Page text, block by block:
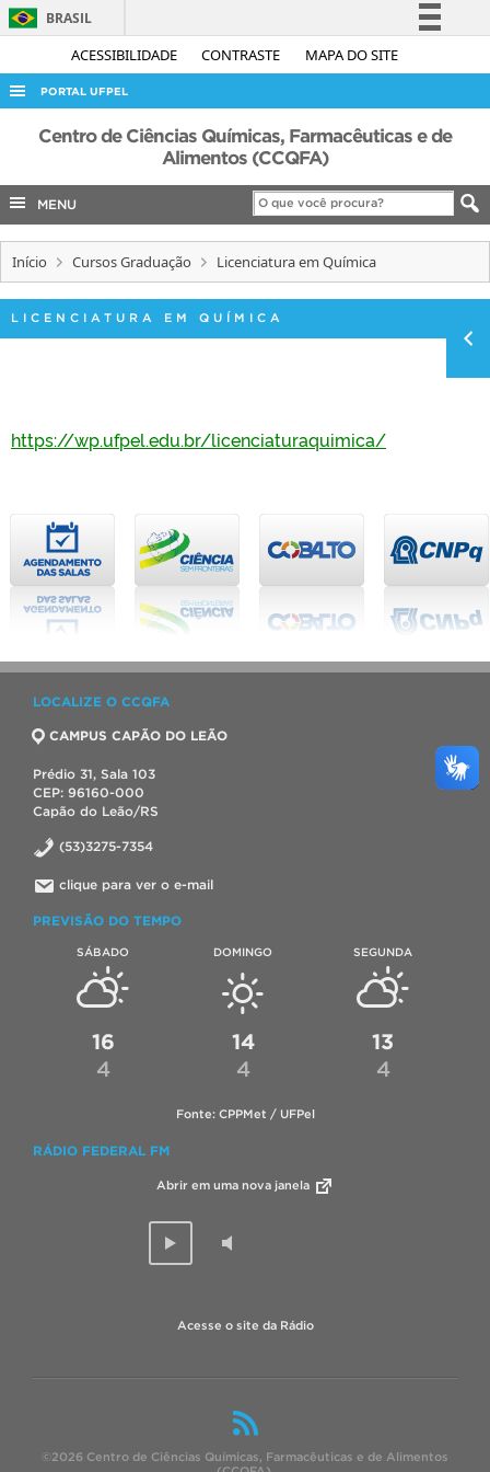
ACESSIBILIDADE CONTRASTE MAPA DO SITE
BRASIL
Simplifique!
Acesso à informação
Legislação
Canais
PORTAL UFPEL
ACESSO À INFORMAÇÃO
COBALTO
CONCURSOS
INTERNACIONAL
Centro de Ciências Químicas, Farmacêuticas e de
Alimentos (CCQFA)
MENU
Início Cursos Graduação Licenciatura em Química
LICENCIATURA EM QUÍMICA
https://wp.ufpel.edu.br/licenciaturaquimica/
LOCALIZE O CCQFA
CAMPUS CAPÃO DO LEÃO
Prédio 31, Sala 103
CEP: 96160-000
Capão do Leão/RS
(53)3275-7354
clique para ver o e-mail
PREVISÃO DO TEMPO
SÁBADO
16
4
DOMINGO
14
4
SEGUNDA
13
4
Fonte: CPPMet / UFPel
RÁDIO FEDERAL FM
Abrir em uma nova janela
Acesse o site da Rádio
©2026 Centro de Ciências Químicas, Farmacêuticas e de Alimentos